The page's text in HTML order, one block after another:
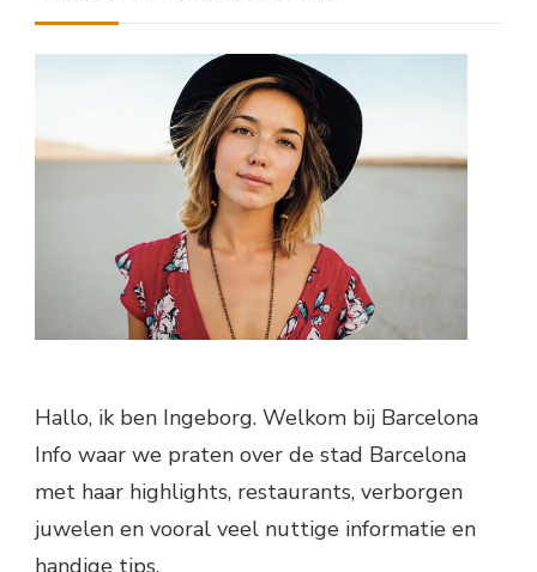
Hallo, ik ben Ingeborg. Welkom bij Barcelona
Info waar we praten over de stad Barcelona
met haar highlights, restaurants, verborgen
juwelen en vooral veel nuttige informatie en
handige tips.